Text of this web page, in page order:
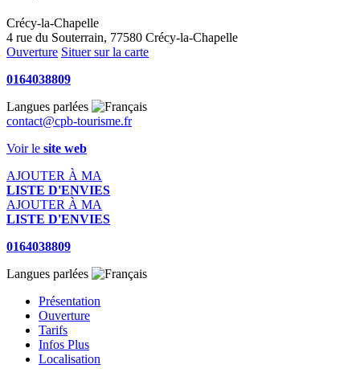
Crécy-la-Chapelle
4 rue du Souterrain, 77580 Crécy-la-Chapelle
Ouverture Situer sur la carte
0164038809
Langues parlées
contact@cpb-tourisme.fr
Voir le site web
AJOUTER À MA
LISTE D'ENVIES
AJOUTER À MA
LISTE D'ENVIES
0164038809
Langues parlées
Présentation
Ouverture
Tarifs
Infos Plus
Localisation